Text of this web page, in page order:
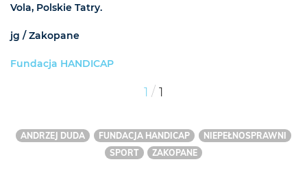
Vola, Polskie Tatry.
jg / Zakopane
Fundacja HANDICAP
1 / 1
ANDRZEJ DUDA FUNDACJA HANDICAP
NIEPEŁNOSPRAWNI
SPORT
ZAKOPANE